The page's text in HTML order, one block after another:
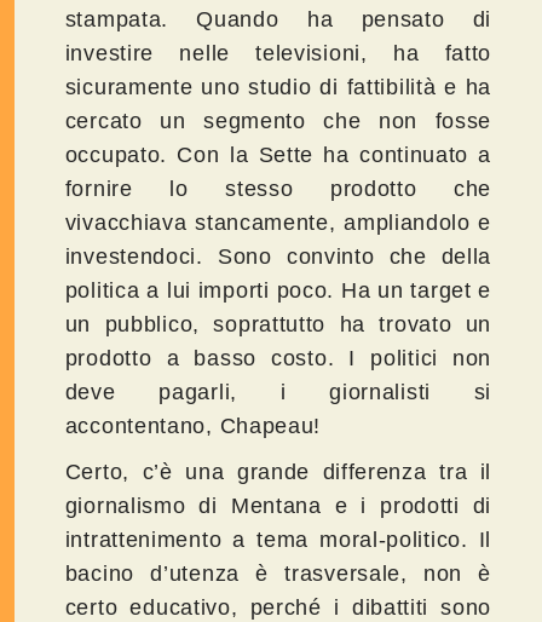
stampata. Quando ha pensato di
investire nelle televisioni, ha fatto
sicuramente uno studio di fattibilità e ha
cercato un segmento che non fosse
occupato. Con la Sette ha continuato a
fornire lo stesso prodotto che
vivacchiava stancamente, ampliandolo e
investendoci. Sono convinto che della
politica a lui importi poco. Ha un target e
un pubblico, soprattutto ha trovato un
prodotto a basso costo. I politici non
deve pagarli, i giornalisti si
accontentano, Chapeau!
Certo, c’è una grande differenza tra il
giornalismo di Mentana e i prodotti di
intrattenimento a tema moral-politico. Il
bacino d’utenza è trasversale, non è
certo educativo, perché i dibattiti sono